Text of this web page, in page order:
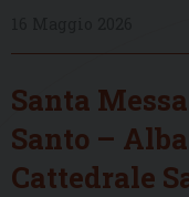
Santa
Santo –
Cattedrale